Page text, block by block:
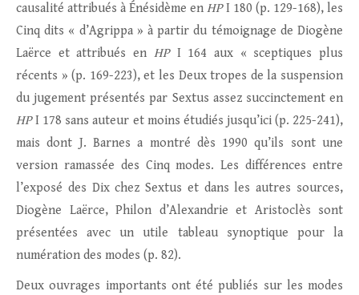
causalité attribués à Énésidème en HPI 180 (p. 129-168), les
Cinq dits « d’Agrippa » à partir du témoignage de Diogène
Laërce et attribués en HPI 164 aux « sceptiques plus
récents » (p. 169-223), et les Deux tropes de la suspension
du jugement présentés par Sextus assez succinctement en
HPI 178 sans auteur et moins étudiés jusqu’ici (p. 225-241),
mais dont J. Barnes a montré dès 1990 qu’ils sont une
version ramassée des Cinq modes. Les différences entre
l’exposé des Dix chez Sextus et dans les autres sources,
Diogène Laërce, Philon d’Alexandrie et Aristoclès sont
présentées avec un utile tableau synoptique pour la
numération des modes (p. 82).
Deux ouvrages importants ont été publiés sur les modes